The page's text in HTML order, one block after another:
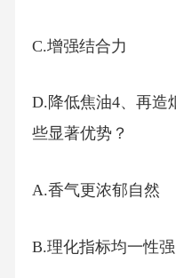
C.增强结合力
D.降低焦油4、再造
些显著优势？
A.香气更浓郁自然
B.理化指标均一性强